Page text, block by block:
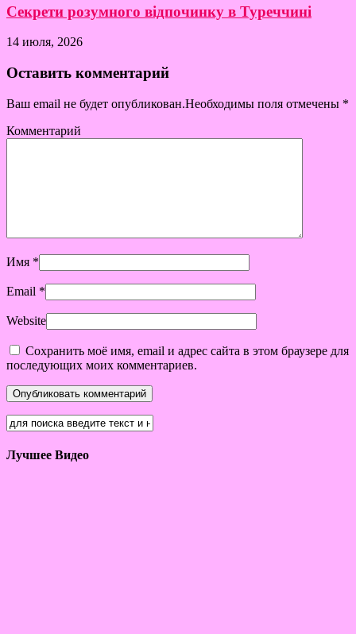
Секрети розумного відпочинку в Туреччині
14 июля, 2026
Оставить комментарий
Ваш email не будет опубликован.Необходимы поля отмечены *
Комментарий
Имя *
Email *
Website
Сохранить моё имя, email и адрес сайта в этом браузере для
последующих моих комментариев.
Лучшее Видео